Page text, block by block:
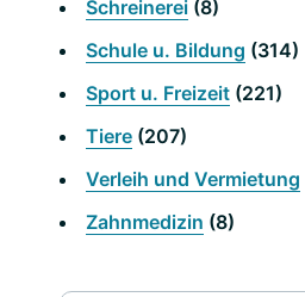
Schreinerei (8)
Schule u. Bildung (314)
Sport u. Freizeit (221)
Tiere (207)
Verleih und Vermietung
Zahnmedizin (8)